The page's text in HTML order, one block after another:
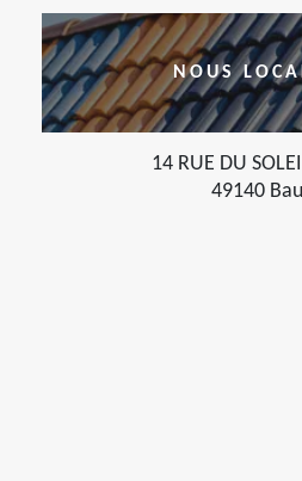
NOUS
14 RUE DU
49140